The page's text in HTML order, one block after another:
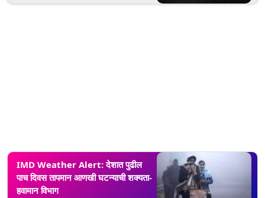
IMD Weather Alert: देशात पुढील
पाच दिवस तापमान आणखी घटन्याची शक्यता-
हवामान विभाग